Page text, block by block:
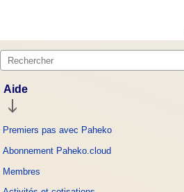
Aide
Premiers pas avec Paheko
Abonnement Paheko.cloud
Membres